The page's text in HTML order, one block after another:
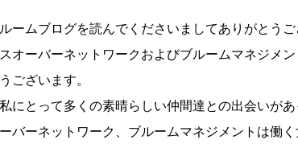
ームブログを読んでくださいましてありがとうご
オーバーネットワークおよびブルームマネジメ
ございます。
にとって多くの素晴らしい仲間達との出会いがあ
バーネットワーク、ブルームマネジメントは働